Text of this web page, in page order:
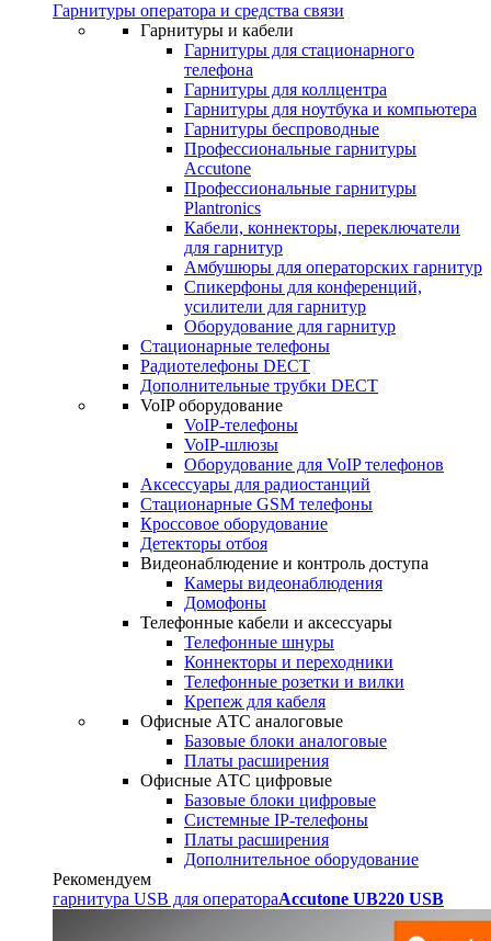
Гарнитуры оператора и средства связи
Гарнитуры и кабели
Гарнитуры для стационарного
телефона
Гарнитуры для коллцентра
Гарнитуры для ноутбука и компьютера
Гарнитуры беспроводные
Профессиональные гарнитуры
Accutone
Профессиональные гарнитуры
Plantronics
Кабели, коннекторы, переключатели
для гарнитур
Амбушюры для операторских гарнитур
Cпикерфоны для конференций,
усилители для гарнитур
Оборудование для гарнитур
Стационарные телефоны
Радиотелефоны DECT
Дополнительные трубки DECT
VoIP оборудование
VoIP-телефоны
VoIP-шлюзы
Оборудование для VoIP телефонов
Аксессуары для радиостанций
Стационарные GSM телефоны
Кроссовое оборудование
Детекторы отбоя
Видеонаблюдение и контроль доступа
Камеры видеонаблюдения
Домофоны
Телефонные кабели и аксессуары
Телефонные шнуры
Коннекторы и переходники
Телефонные розетки и вилки
Крепеж для кабеля
Офисные АТС аналоговые
Базовые блоки аналоговые
Платы расширения
Офисные АТС цифровые
Базовые блоки цифровые
Системные IP-телефоны
Платы расширения
Дополнительное оборудование
Рекомендуем
гарнитура USB для оператораAccutone UB220 USB